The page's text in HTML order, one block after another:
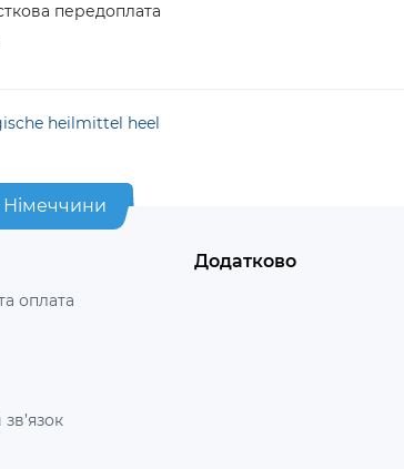
передоплата
heilmittel heel
Німеччини
оплата
Додатково